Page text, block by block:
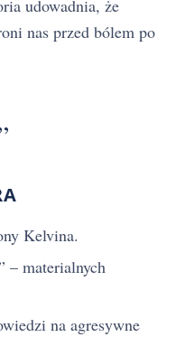
udowadnia, że
nas przed bólem po
Kelvina.
– materialnych
na agresywne